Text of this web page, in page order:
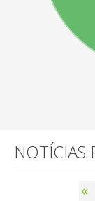
NOTÍCIAS
«